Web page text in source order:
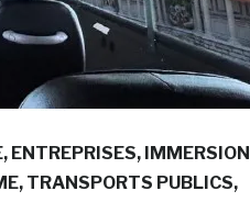
ENTREPRISES IMMERSION
TRANSPORTS PUBLICS